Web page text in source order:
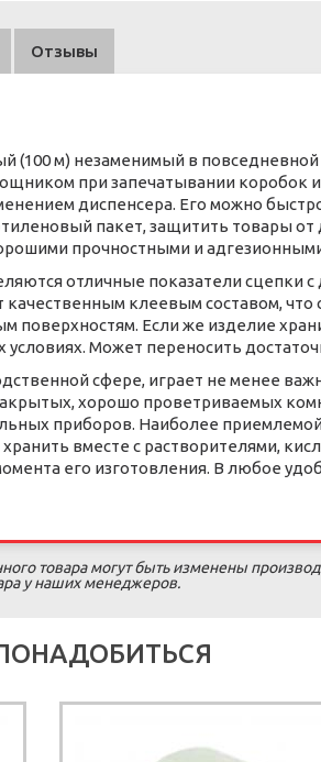
Отзывы
(100 м) незаменимый в
при запечатывании коробок
диспенсера. Его можно
пакет, защитить товары
прочностными и
отличные показатели сцепки
клеевым составом,
поверхностям. Если же изделие
условиях. Может переносить
сфере, играет не менее
хорошо проветриваемых
приборов. Наиболее
вместе с растворителями,
его изготовления. В любое
товара могут быть изменены
у наших менеджеров.